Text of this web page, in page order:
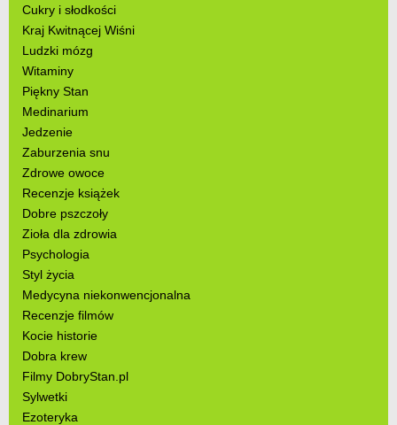
Cukry i słodkości
Kraj Kwitnącej Wiśni
Ludzki mózg
Witaminy
Piękny Stan
Medinarium
Jedzenie
Zaburzenia snu
Zdrowe owoce
Recenzje książek
Dobre pszczoły
Zioła dla zdrowia
Psychologia
Styl życia
Medycyna niekonwencjonalna
Recenzje filmów
Kocie historie
Dobra krew
Filmy DobryStan.pl
Sylwetki
Ezoteryka